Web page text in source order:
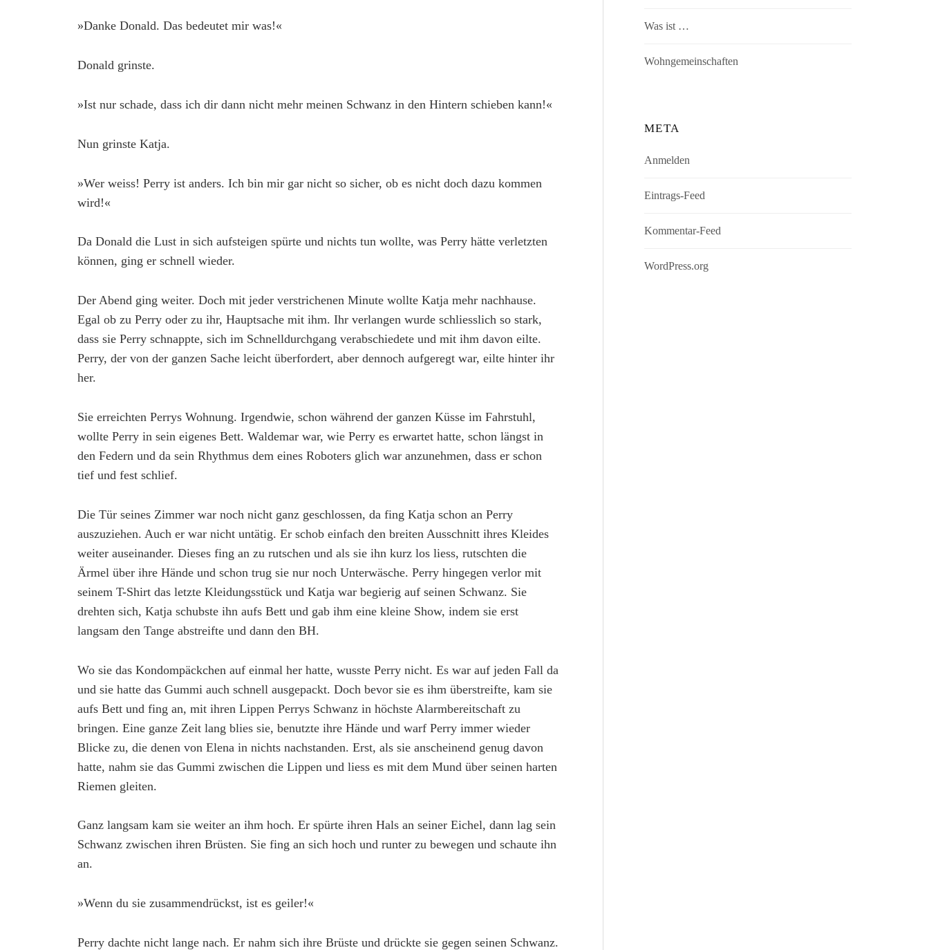
»Danke Donald. Das bedeutet mir was!«
Donald grinste.
»Ist nur schade, dass ich dir dann nicht mehr meinen Schwanz in den Hintern schieben kann!«
Nun grinste Katja.
»Wer weiss! Perry ist anders. Ich bin mir gar nicht so sicher, ob es nicht doch dazu kommen
wird!«
Da Donald die Lust in sich aufsteigen spürte und nichts tun wollte, was Perry hätte verletzten
können, ging er schnell wieder.
Der Abend ging weiter. Doch mit jeder verstrichenen Minute wollte Katja mehr nachhause.
Egal ob zu Perry oder zu ihr, Hauptsache mit ihm. Ihr verlangen wurde schliesslich so stark,
dass sie Perry schnappte, sich im Schnelldurchgang verabschiedete und mit ihm davon eilte.
Perry, der von der ganzen Sache leicht überfordert, aber dennoch aufgeregt war, eilte hinter ihr
her.
Sie erreichten Perrys Wohnung. Irgendwie, schon während der ganzen Küsse im Fahrstuhl,
wollte Perry in sein eigenes Bett. Waldemar war, wie Perry es erwartet hatte, schon längst in
den Federn und da sein Rhythmus dem eines Roboters glich war anzunehmen, dass er schon
tief und fest schlief.
Die Tür seines Zimmer war noch nicht ganz geschlossen, da fing Katja schon an Perry
auszuziehen. Auch er war nicht untätig. Er schob einfach den breiten Ausschnitt ihres Kleides
weiter auseinander. Dieses fing an zu rutschen und als sie ihn kurz los liess, rutschten die
Ärmel über ihre Hände und schon trug sie nur noch Unterwäsche. Perry hingegen verlor mit
seinem T-Shirt das letzte Kleidungsstück und Katja war begierig auf seinen Schwanz. Sie
drehten sich, Katja schubste ihn aufs Bett und gab ihm eine kleine Show, indem sie erst
langsam den Tange abstreifte und dann den BH.
Wo sie das Kondompäckchen auf einmal her hatte, wusste Perry nicht. Es war auf jeden Fall da
und sie hatte das Gummi auch schnell ausgepackt. Doch bevor sie es ihm überstreifte, kam sie
aufs Bett und fing an, mit ihren Lippen Perrys Schwanz in höchste Alarmbereitschaft zu
bringen. Eine ganze Zeit lang blies sie, benutzte ihre Hände und warf Perry immer wieder
Blicke zu, die denen von Elena in nichts nachstanden. Erst, als sie anscheinend genug davon
hatte, nahm sie das Gummi zwischen die Lippen und liess es mit dem Mund über seinen harten
Riemen gleiten.
Ganz langsam kam sie weiter an ihm hoch. Er spürte ihren Hals an seiner Eichel, dann lag sein
Schwanz zwischen ihren Brüsten. Sie fing an sich hoch und runter zu bewegen und schaute ihn
an.
»Wenn du sie zusammendrückst, ist es geiler!«
Perry dachte nicht lange nach. Er nahm sich ihre Brüste und drückte sie gegen seinen Schwanz.
Was ist …
Wohngemeinschaften
META
Anmelden
Eintrags-Feed
Kommentar-Feed
WordPress.org